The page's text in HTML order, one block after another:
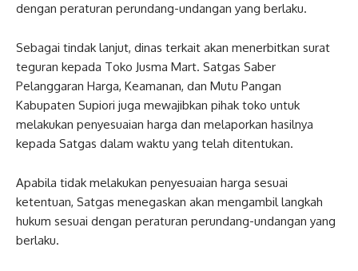
dengan peraturan perundang-undangan yang berlaku.
Sebagai tindak lanjut, dinas terkait akan menerbitkan surat
teguran kepada Toko Jusma Mart. Satgas Saber
Pelanggaran Harga, Keamanan, dan Mutu Pangan
Kabupaten Supiori juga mewajibkan pihak toko untuk
melakukan penyesuaian harga dan melaporkan hasilnya
kepada Satgas dalam waktu yang telah ditentukan.
Apabila tidak melakukan penyesuaian harga sesuai
ketentuan, Satgas menegaskan akan mengambil langkah
hukum sesuai dengan peraturan perundang-undangan yang
berlaku.